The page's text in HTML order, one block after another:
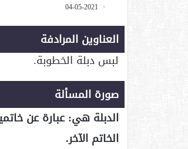
04-05-2021
العناوين المرادفة
لبس دبلة الخطوبة.
صورة المسألة
الدبلة هي: عبارة عن
الخاتم الآخر.